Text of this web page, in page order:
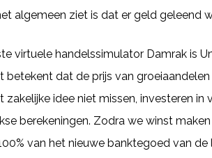
algemeen ziet is dat er geld geleend
virtuele handelssimulator Damrak is
dat de prijs van
zakelijke idee niet missen, investeren
berekeningen. Zodra we winst
van het nieuwe banktegoed van